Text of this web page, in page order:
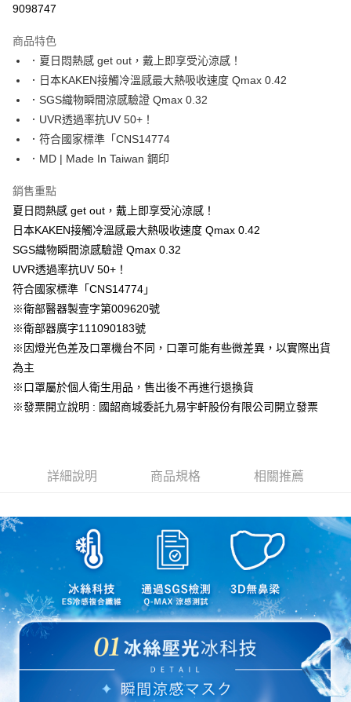
街口支付
悠遊付
全盈+PAY
AFTEE先享後付
相關說明
AFTEE先享後付是「在收到商品之後才付款」的支付方式。 讓您購物簡單
便利好安心！
１．簡單：不需註冊會員、不需綁卡、不需儲值。
２．便利：只要手機號碼，簡訊認證，即可結帳。
３．安心：先確認商品／服務後，再付款。
１．於結帳方式選擇「AFTEE先享後付」後，將跳轉至「AFTEE先享後付」
結帳頁面，進行簡訊認證並確認金額後，即可完成結帳。
２．訂單成立數日內，您將收到繳費通知簡訊。
３．收到繳費通知簡訊後14天內，點擊此簡訊中的連結，可透過四大超商／
ATM／網路銀行／等多元方式進行付款，方視為交易完成。
※ 請注意：結帳手續完成當下不需立刻繳費，但若您需要取消訂單，請聯絡
後付繳納相關費用。
※ 交易是否成功請以「AFTEE先享後付 」之結帳頁面顯示為準，若有關於
１．透過由恩沛科技股份有限公司提供之「AFTEE先享後付」服務完成之交
２．關於個人資料處理事宜，請瀏覽以下網址：
https://aftee.tw/terms/#terms3
３．未成年的使用者請事先徵得法定代理人或監護人之同意方可使用
「AFTEE先享後付」，若未經同意申辦者引起之損失，本公司不負相關責
４．使用「AFTEE先享後付」時，將依據個別帳號之用戶狀況，依本公司即
時審查核予不同之上限額度；若仍有額度不足之情形，本公司將視審查結果
請求用戶進行身份認證。
５．嚴禁一人註冊多個帳號或使用他人資訊註冊。若發現惡意使用之情形，
恩沛科技股份有限公司將有權停止該用戶之使用額度並採取法律行動。
ATM付款
運送方式
宅配
每筆NT$150，滿NT$1,500(含以上)免運費
9098747
商品特色
．夏日悶熱感 get out，戴上即享受沁涼感！
．日本KAKEN接觸冷溫感最大熱吸收速度 Qmax 0.42
．SGS織物瞬間涼感驗證 Qmax 0.32
．UVR透過率抗UV 50+！
．符合國家標準「CNS14774
．MD | Made In Taiwan 鋼印
銷售重點
夏日悶熱感 get out，戴上即享受沁涼感！
日本KAKEN接觸冷溫感最大熱吸收速度 Qmax 0.42
SGS織物瞬間涼感驗證 Qmax 0.32
UVR透過率抗UV 50+！
符合國家標準「CNS14774」
※衛部醫器製壹字第009620號
※衛部器廣字111090183號
※因燈光色差及口罩機台不同，口罩可能有些微差異，以實際出貨
為主
※口罩屬於個人衛生用品，售出後不再進行退換貨
※發票開立說明 : 國韶商城委託九易宇軒股份有限公司開立發票
詳細說明 商品規格 相關推薦